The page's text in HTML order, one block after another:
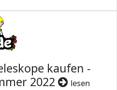
kaufen -
2022
lesen